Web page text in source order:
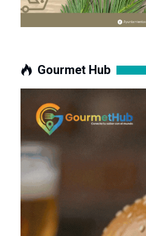
Gourmet Hub